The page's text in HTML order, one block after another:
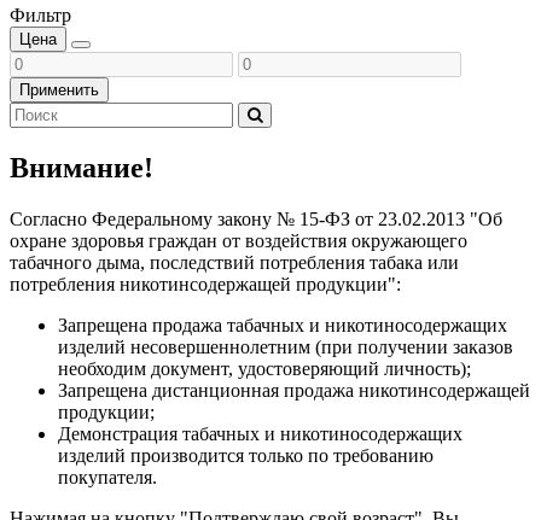
Фильтр
Цена
Применить
Внимание!
Согласно Федеральному закону № 15-ФЗ от 23.02.2013 "Об
охране здоровья граждан от воздействия окружающего
табачного дыма, последствий потребления табака или
потребления никотинсодержащей продукции":
Запрещена продажа табачных и никотиносодержащих
изделий несовершеннолетним (при получении заказов
необходим документ, удостоверяющий личность);
Запрещена дистанционная продажа никотинсодержащей
продукции;
Демонстрация табачных и никотиносодержащих
изделий производится только по требованию
покупателя.